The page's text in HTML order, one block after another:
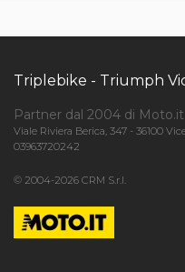
Triplebike - Triumph
Partner dal 2004 di Moto.it
Viale Riviera Berica, 347 - 36100
03963720242
© 2004-2026 CRM S.r.l.